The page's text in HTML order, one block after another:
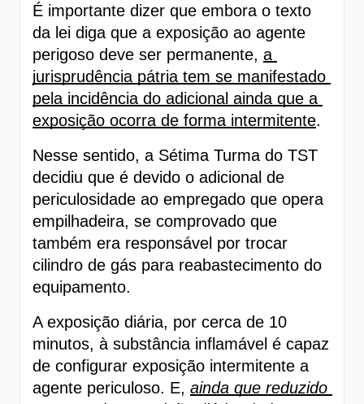
É importante dizer que embora o texto
da lei diga que a exposição ao agente
perigoso deve ser permanente, a
jurisprudência pátria tem se manifestado
pela incidência do adicional ainda que a
exposição ocorra de forma intermitente.
Nesse sentido, a Sétima Turma do TST
decidiu que é devido o adicional de
periculosidade ao empregado que opera
empilhadeira, se comprovado que
também era responsável por trocar
cilindro de gás para reabastecimento do
equipamento.
A exposição diária, por cerca de 10
minutos, à substância inflamável é capaz
de configurar exposição intermitente a
agente periculoso. E, ainda que reduzido